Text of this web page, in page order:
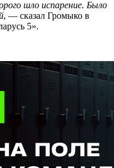
шло испарение. Было
, — сказал Громыко в
5».